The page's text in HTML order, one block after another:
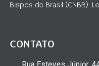
Bispos do Brasil (CNBB).
CONTATO
Rua Esteves Júnior,